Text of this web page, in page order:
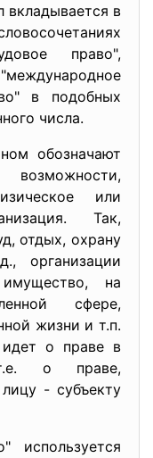
в
право",
в подобных
числа.
обозначают
или
Так,
отдых, охрану
организации
на
сфере,
жизни и т.п.
о праве в
о праве,
- субъекту
используется